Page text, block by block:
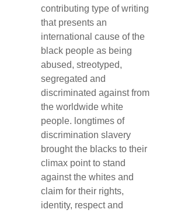
contributing type of writing
that presents an
international cause of the
black people as being
abused, streotyped,
segregated and
discriminated against from
the worldwide white
people. longtimes of
discrimination slavery
brought the blacks to their
climax point to stand
against the whites and
claim for their rights,
identity, respect and